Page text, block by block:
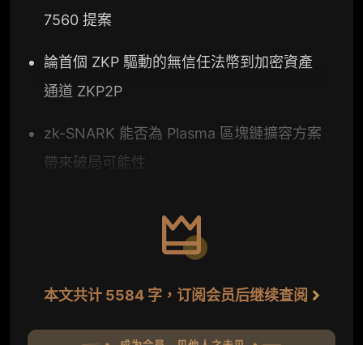
7560 提案
論首個 ZKP 驅動的無信任法幣到加密資產
通道 ZKP2P
zk-SNARK 能否為 Plasma 區塊鏈擴容方案
帶來破局可能性
本文共计 5584 字，订阅会员后继续查阅